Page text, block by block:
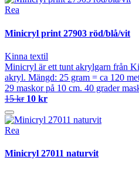
Rea
Minicryl print 27903 röd/blå/vit
Kinna textil
Minicryl är ett tunt akrylgarn från
akryl. Mängd: 25 gram = ca 120
29 maskor på 10 cm. 40 grader
15 kr 10 kr
Rea
Minicryl 27011 naturvit